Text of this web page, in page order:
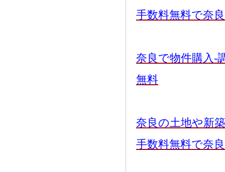
手数料無料で奈
奈良で物件購入-
無料
奈良の土地や新
手数料無料で奈